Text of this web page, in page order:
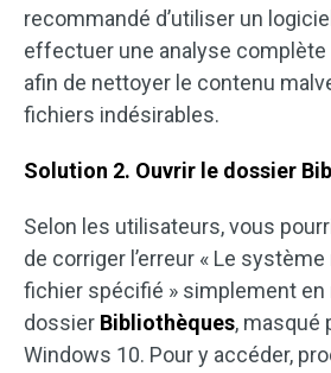
recommandé d’utiliser un
effectuer une analyse
afin de nettoyer le contenu
fichiers indésirables.
Solution 2. Ouvrir le dossier
Selon les utilisateurs, vous
de corriger l’erreur « Le
fichier spécifié » simplement en
dossier Bibliothèques, masqué
Windows 10. Pour y accéder,